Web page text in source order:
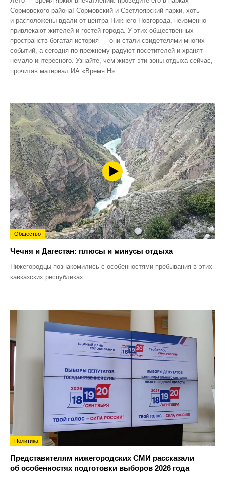
Сормовского района! Сормовский и Светлоярский парки, хоть
и расположены вдали от центра Нижнего Новгорода, неизменно
привлекают жителей и гостей города. У этих общественных
пространств богатая история — они стали свидетелями многих
событий, а сегодня по‑прежнему радуют посетителей и хранят
немало интересного. Узнайте, чем живут эти зоны отдыха сейчас,
прочитав материал ИА «Время Н».
Общество
Чечня и Дагестан: плюсы и минусы отдыха
Нижегородцы познакомились с особенностями пребывания в этих
кавказских республиках.
Политика
Представителям нижегородских СМИ рассказали
об особенностях подготовки выборов 2026 года